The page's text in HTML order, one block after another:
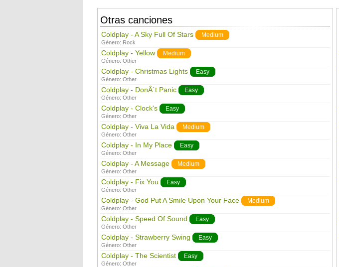
Otras canciones
Coldplay - A Sky Full Of Stars Medium
Género: Rock
Coldplay - Yellow Medium
Género: Other
Coldplay - Christmas Lights Easy
Género: Other
Coldplay - DonÂ´t Panic Easy
Género: Other
Coldplay - Clock's Easy
Género: Other
Coldplay - Viva La Vida Medium
Género: Other
Coldplay - In My Place Easy
Género: Other
Coldplay - A Message Medium
Género: Other
Coldplay - Fix You Easy
Género: Other
Coldplay - God Put A Smile Upon Your Face Medium
Género: Other
Coldplay - Speed Of Sound Easy
Género: Other
Coldplay - Strawberry Swing Easy
Género: Other
Coldplay - The Scientist Easy
Género: Other